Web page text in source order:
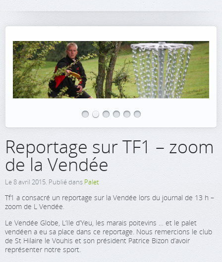
Reportage sur TF1 – zoom
de la Vendée
Le8 avril 2015. Publié dans Palet
Tf1 a consacré un reportage sur la Vendée lors du journal de 13 h –
zoom de L Vendée.
Le Vendée Globe, L’Ile d’Yeu, les marais poitevins … et le palet
vendéen a eu sa place dans ce reportage. Nous remercions le club
de St Hilaire le Vouhis et son président Patrice Bizon d’avoir
représenter notre sport.